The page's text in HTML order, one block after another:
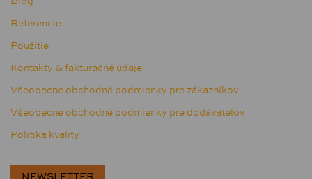
Referencie
Použitie
Kontakty & fakturačné údaje
Všeobecné obchodné podmienky pre zákazníkov
Všeobecné obchodné podmienky pre dodávateľov
Politika kvality